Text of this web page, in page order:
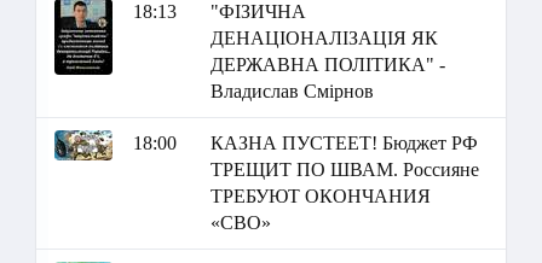
18:13
"ФІЗИЧНА
ДЕНАЦІОНАЛІЗАЦІЯ ЯК
ДЕРЖАВНА ПОЛІТИКА" -
Владислав Смірнов
18:00
КАЗНА ПУСТЕЕТ! Бюджет РФ
ТРЕЩИТ ПО ШВАМ. Россияне
ТРЕБУЮТ ОКОНЧАНИЯ
«СВО»